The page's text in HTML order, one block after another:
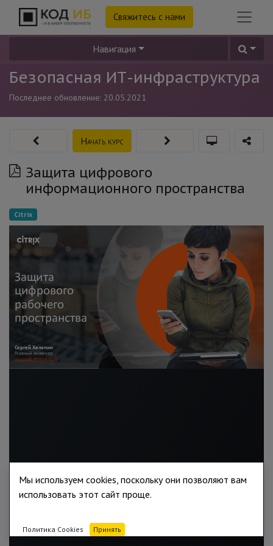
Свяжитесь с нами
Навигация
Безопасная ИТ-инфраструктура
Последнее обновление: 20.05.2021
Защита цифрового
информационного пространства
Начать курс
Citrix
Мы используем cookies, поскольку они позволяют вам
использовать этот сайт проще.
Политика Cookies Принять